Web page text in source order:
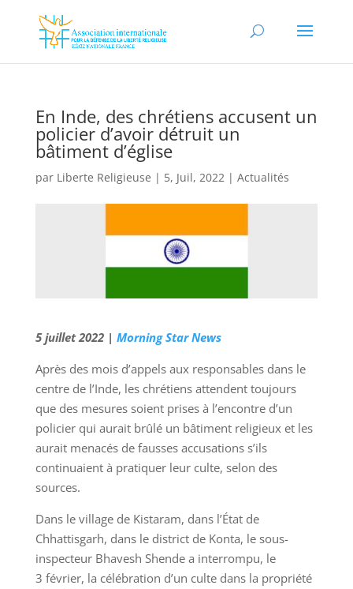
En Inde, des chrétiens accusent un
policier d’avoir détruit un
bâtiment d’église
par Liberte Religieuse | 5, Juil, 2022| Actualités
5 juillet 2022 | Morning Star News
Après des mois d’appels aux responsables dans le
centre de l’Inde, les chrétiens attendent toujours
que des mesures soient prises à l’encontre d’un
policier qui aurait brûlé un bâtiment religieux et les
aurait menacés de fausses accusations s’ils
continuaient à pratiquer leur culte, selon des
sources.
Dans le village de Kistaram, dans l’État de
Chhattisgarh, dans le district de Konta, le sous-
inspecteur Bhavesh Shende a interrompu, le
3 février, la célébration d’un culte dans la propriété